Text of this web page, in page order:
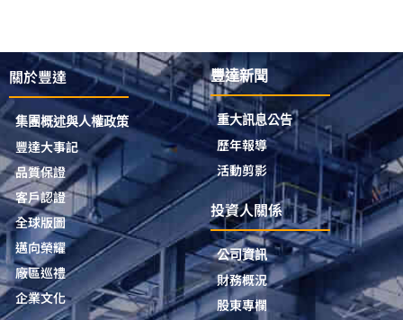
關於豐達
集團概述與人權政策
豐達大事記
品質保證
客戶認證
全球版圖
邁向榮耀
廠區巡禮
企業文化
豐達新聞
重大訊息公告
歷年報導
活動剪影
投資人關係
公司資訊
財務概況
股東專欄